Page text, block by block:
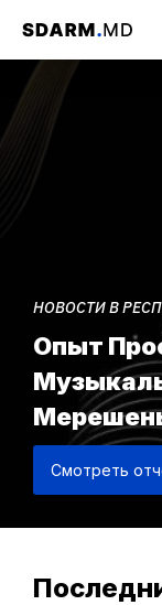
НОВОСТИ В
Опыт
Смотреть